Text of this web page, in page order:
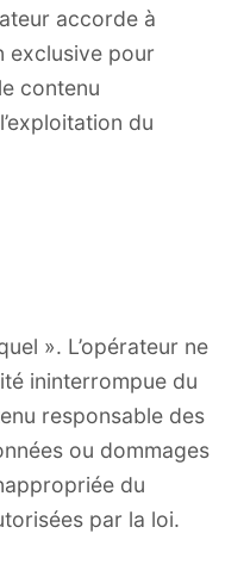
accorde à
exclusive pour
contenu
du
». L’opérateur ne
ininterrompue du
responsable des
ou dommages
du
par la loi.